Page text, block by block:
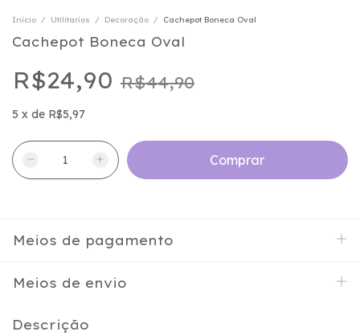
Início / Utilitarios / Decoração / Cachepot Boneca Oval
Cachepot Boneca Oval
R$24,90 R$44,90
5 x de R$5,97
Meios de pagamento
Meios de envio
Descrição